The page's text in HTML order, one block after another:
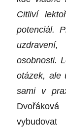
Citliví
potenciál.
osobnosti.
otázek, ale
sami v